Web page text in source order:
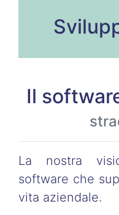
Il
La nostra
software che
vita aziendale.